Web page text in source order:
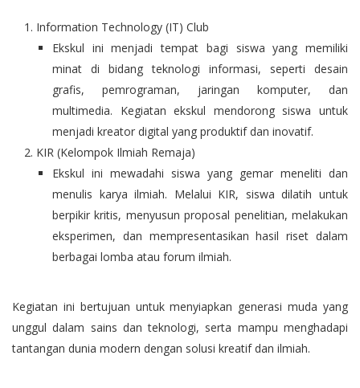
Information Technology (IT) Club
Ekskul ini menjadi tempat bagi siswa yang memiliki
minat di bidang teknologi informasi, seperti desain
grafis, pemrograman, jaringan komputer, dan
multimedia. Kegiatan ekskul mendorong siswa untuk
menjadi kreator digital yang produktif dan inovatif.
KIR (Kelompok Ilmiah Remaja)
Ekskul ini mewadahi siswa yang gemar meneliti dan
menulis karya ilmiah. Melalui KIR, siswa dilatih untuk
berpikir kritis, menyusun proposal penelitian, melakukan
eksperimen, dan mempresentasikan hasil riset dalam
berbagai lomba atau forum ilmiah.
Kegiatan ini bertujuan untuk menyiapkan generasi muda yang
unggul dalam sains dan teknologi, serta mampu menghadapi
tantangan dunia modern dengan solusi kreatif dan ilmiah.